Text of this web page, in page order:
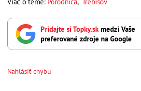
Viac o téme: Pôrodnica, Trebišov
Pridajte si Topky.skmedzi Vaše
preferované zdroje na Google
Nahlásiť chybu